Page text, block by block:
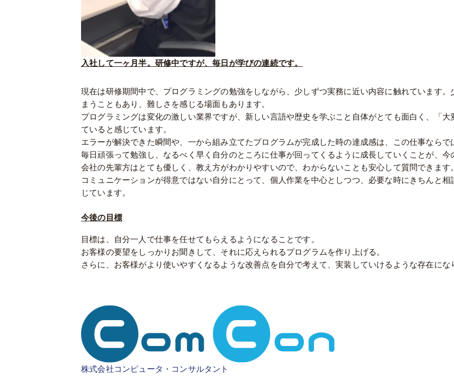
入社して一ヶ月半。研修中ですが、毎日が学びの連続です。
現在は研修期間中で、プログラミングの勉強をしながら、少しずつ実務に近い内容に触れています
まうこともあり、難しさを感じる場面もあります。
プログラミングは変化の激しい業界ですが、新しい言語や歴史を学ぶこと自体がとても面白く、「
ていると感じています。
エラーが解決できた瞬間や、一から組み立てたプログラムが完成した時の達成感は、この仕事ならで
毎日頑張って勉強し、なるべく早く自分のところに仕事が回ってくるように成長していくことが、今
会社の先輩方はとても優しく、教え方がわかりやすいので、わからないことも安心して質問できます。
コミュニケーションが得意ではない自分にとって、個人作業を中心としつつ、必要な時にきちんと
じています。
今後の目標
目標は、自分一人で仕事を任せてもらえるようになることです。
お客様の要望をしっかりお聞きして、それに応えられるプログラムを作り上げる。
さらに、お客様がより使いやすくなるような改善点を自分で考えて、実装していけるような存在にな
株式会社コンピュータ・コンサルタント